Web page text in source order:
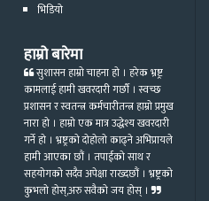
भिडियो
हाम्रो बारेमा
सुशासन हाम्रो चाहना हो । हरेक भ्रष्ट्र
कामलाई हामी खवरदारी गर्छौ । स्वच्छ
प्रशासन र स्वतन्त्र कर्मचारीतन्त्र हाम्रो प्रमुख
नारा हो । हाम्रो एक मात्र उद्धेश्य खवरदारी
गर्ने हो । भ्रष्ट्रको दोहोलो काढ्ने अभिप्रायले
हामी आएका छौं । तपाईको साथ र
सहयोगको सदैव अपेक्षा राख्दछौं । भ्रष्ट्रको
कुभलो होस्,अरु सवैको जय होस् ।